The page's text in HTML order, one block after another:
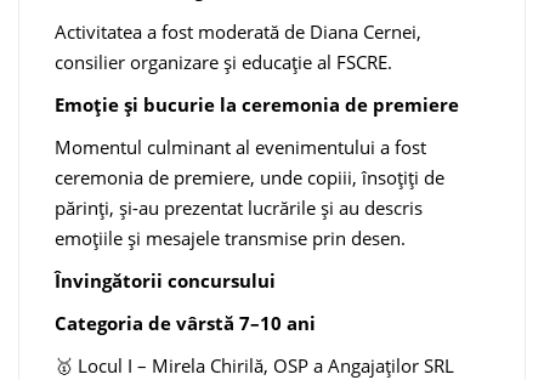
Activitatea a fost moderată de Diana Cernei,
consilier organizare și educație al FSCRE.
Emoție și bucurie la ceremonia de premiere
Momentul culminant al evenimentului a fost
ceremonia de premiere, unde copiii, însoțiți de
părinți, și-au prezentat lucrările și au descris
emoțiile și mesajele transmise prin desen.
Învingătorii concursului
Categoria de vârstă 7–10 ani
🥇 Locul I – Mirela Chirilă, OSP a Angajaților SRL